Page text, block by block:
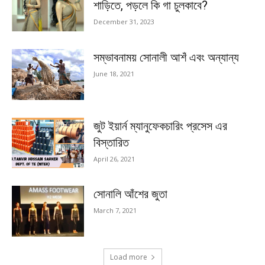
শাড়িতে, পড়লে কি গা চুলকাবে?
December 31, 2023
সম্ভাবনাময় সোনালী আশঁ এবং অন্যান্য
June 18, 2021
জুট ইয়ার্ন ম্যানুফেকচারিং প্রসেস এর
বিস্তারিত
April 26, 2021
সোনালি আঁশের জুতা
March 7, 2021
Load more